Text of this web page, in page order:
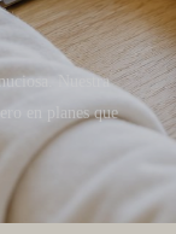
Nuestra
en planes que